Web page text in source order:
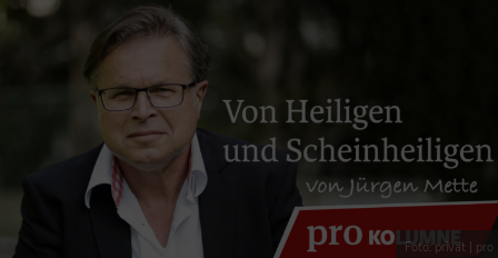
Foto: privat | pro